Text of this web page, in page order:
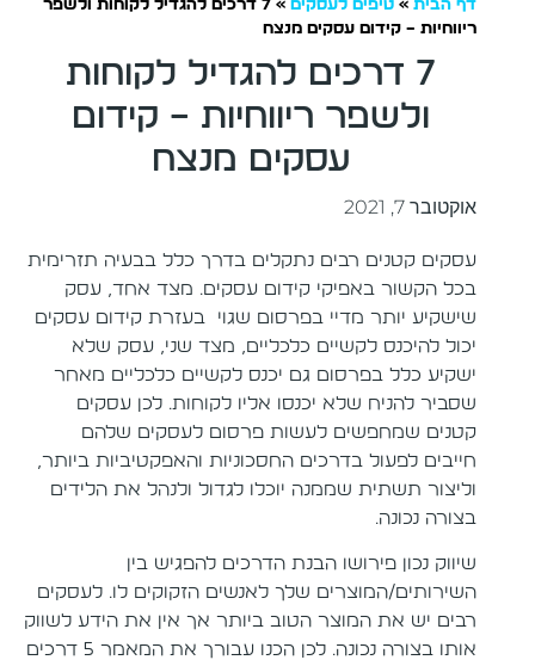
דף הבית»טיפים לעסקים» 7 דרכים להגדיל לקוחות ולשפר
ריווחיות – קידום עסקים מנצח
7 דרכים להגדיל לקוחות
ולשפר ריווחיות – קידום
עסקים מנצח
אוקטובר 7, 2021
עסקים קטנים רבים נתקלים בדרך כלל בבעיה תזרימית
בכל הקשור באפיקי קידום עסקים. מצד אחד, עסק
שישקיע יותר מדיי בפרסום שגוי בעזרת קידום עסקים
יכול להיכנס לקשיים כלכליים, מצד שני, עסק שלא
ישקיע כלל בפרסום גם יכנס לקשיים כלכליים מאחר
שסביר להניח שלא יכנסו אליו לקוחות. לכן עסקים
קטנים שמחפשים לעשות פרסום לעסקים שלהם
חייבים לפעול בדרכים החסכוניות והאפקטיביות ביותר,
וליצור תשתית שממנה יוכלו לגדול ולנהל את הלידים
בצורה נכונה.
שיווק נכון פירושו הבנת הדרכים להפגיש בין
השירותים/המוצרים שלך לאנשים הזקוקים לו. לעסקים
רבים יש את המוצר הטוב ביותר אך אין את הידע לשווק
אותו בצורה נכונה. לכן הכנו עבורך את המאמר 5 דרכים